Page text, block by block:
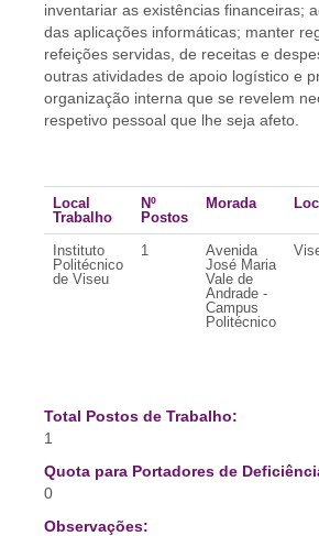
inventariar as existências financeiras;
das aplicações informáticas; manter
refeições servidas, de receitas e
outras atividades de apoio logístico e
organização interna que se revelem
respetivo pessoal que lhe seja afeto.
Local
Trabalho
Nº
Postos
Morada
Instituto
Politécnico
de Viseu
1
Avenida
José Maria
Vale de
Andrade -
Campus
Politécnico
Total Postos de Trabalho:
1
Quota para Portadores de
0
Observações: